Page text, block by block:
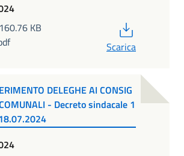
KB
Scarica
DELEGHE AI CONSIG
- Decreto sindacale 1